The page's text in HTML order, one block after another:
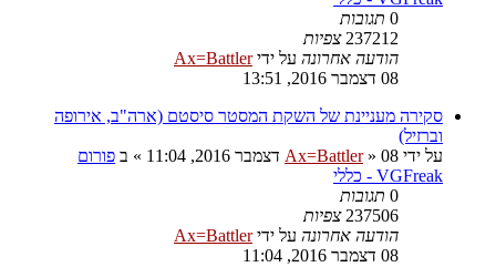
0 תגובות
237212 צפיות
הודעה אחרונה על ידיAx=Battler
08 דצמבר 2016, 13:51
סקירה מעניינת של השקת המסטר סיסטם (ארה"ב, אירופה
וברזיל)
על ידי
Ax=Battler» 08 דצמבר 2016, 11:04 » ב פורום
VGFreak - כללי
0 תגובות
237506 צפיות
הודעה אחרונה על ידיAx=Battler
08 דצמבר 2016, 11:04